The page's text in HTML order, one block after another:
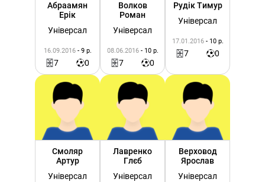
Абраамян
Ерік
Універсал
16.09.2016 - 9 р.
7 0
Волков
Роман
Універсал
08.06.2016 - 10 р.
7 0
Рудік Тимур
Універсал
17.01.2016 - 10 р.
7 0
Смоляр
Артур
Універсал
Лавренко
Глєб
Універсал
Верховод
Ярослав
Універсал